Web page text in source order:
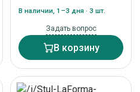
В наличии, 1–3 дня · 3 шт.
Задать вопрос
В корзину